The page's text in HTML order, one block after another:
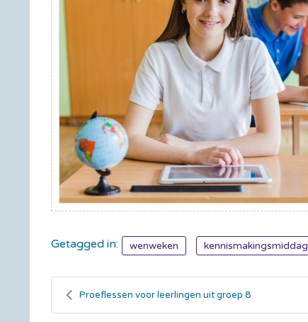
Getagged in: wenweken kennismakingsmiddag
Proeflessen voor leerlingen uit groep 8